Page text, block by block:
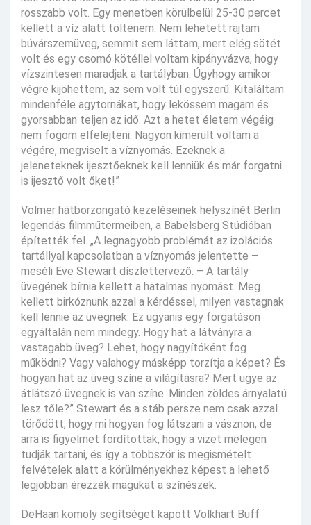
rosszabb volt. Egy menetben körülbelül 25-30 percet
kellett a víz alatt töltenem. Nem lehetett rajtam
búvárszemüveg, semmit sem láttam, mert elég sötét
volt és egy csomó kötéllel voltam kipányvázva, hogy
vízszintesen maradjak a tartályban. Úgyhogy amikor
végre kijöhettem, az sem volt túl egyszerű. Kitaláltam
mindenféle agytornákat, hogy lekössem magam és
gyorsabban teljen az idő. Azt a hetet életem végéig
nem fogom elfelejteni. Nagyon kimerült voltam a
végére, megviselt a víznyomás. Ezeknek a
jeleneteknek ijesztőeknek kell lenniük és már forgatni
is ijesztő volt őket!”
Volmer hátborzongató kezeléseinek helyszínét Berlin
legendás filmműtermeiben, a Babelsberg Stúdióban
építették fel. „A legnagyobb problémát az izolációs
tartállyal kapcsolatban a víznyomás jelentette –
meséli Eve Stewart díszlettervező. – A tartály
üvegének bírnia kellett a hatalmas nyomást. Meg
kellett birkóznunk azzal a kérdéssel, milyen vastagnak
kell lennie az üvegnek. Ez ugyanis egy forgatáson
egyáltalán nem mindegy. Hogy hat a látványra a
vastagabb üveg? Lehet, hogy nagyítóként fog
működni? Vagy valahogy másképp torzítja a képet? És
hogyan hat az üveg színe a világításra? Mert ugye az
átlátszó üvegnek is van színe. Minden zöldes árnyalatú
lesz tőle?” Stewart és a stáb persze nem csak azzal
törődött, hogy mi hogyan fog látszani a vásznon, de
arra is figyelmet fordítottak, hogy a vizet melegen
tudják tartani, és így a többször is megismételt
felvételek alatt a körülményekhez képest a lehető
legjobban érezzék magukat a színészek.
DeHaan komoly segítséget kapott Volkhart Buff